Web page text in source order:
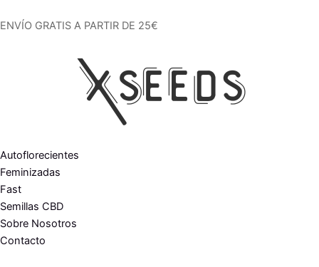
al
ENVÍO GRATIS A PARTIR DE 25€
Autoflorecientes
Feminizadas
Fast
Semillas CBD
Sobre Nosotros
Contacto